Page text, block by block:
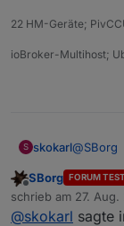
22 HM-Geräte;
ioBroker-Multihost;
S skokarl@SBorg
Mein
den
Filter
Offline
SBorg FORUM
schrieb am 27. Aug.
zuletzt editiert von
@skokarl sagte